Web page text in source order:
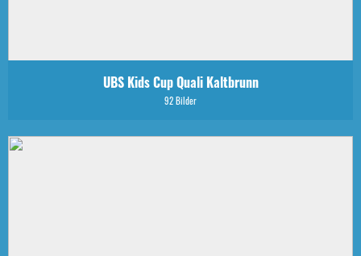
UBS Kids Cup Quali Kaltbrunn
92 Bilder